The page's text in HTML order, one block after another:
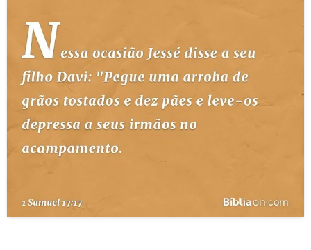
ESTUDOS BÍBLICOS
ESBOÇOS DE PREGAÇÃO
TEMAS
PERGUNTE À BÍBLIA IA
QUEM SOMOS